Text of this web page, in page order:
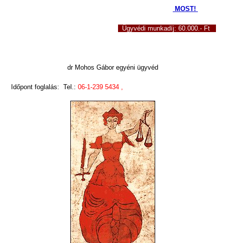
MOST!
Ügyvédi munkadíj: 60.000.- Ft
dr Mohos Gábor egyéni ügyvéd
Időpont foglalás: Tel.: 06-1-239 5434 ,